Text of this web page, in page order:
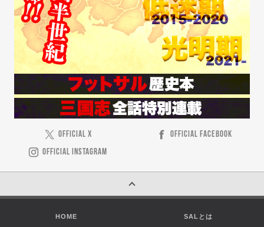
OFFICIAL X
OFFICIAL FACEBOOK
OFFICIAL INSTAGRAM
HOME SALとは